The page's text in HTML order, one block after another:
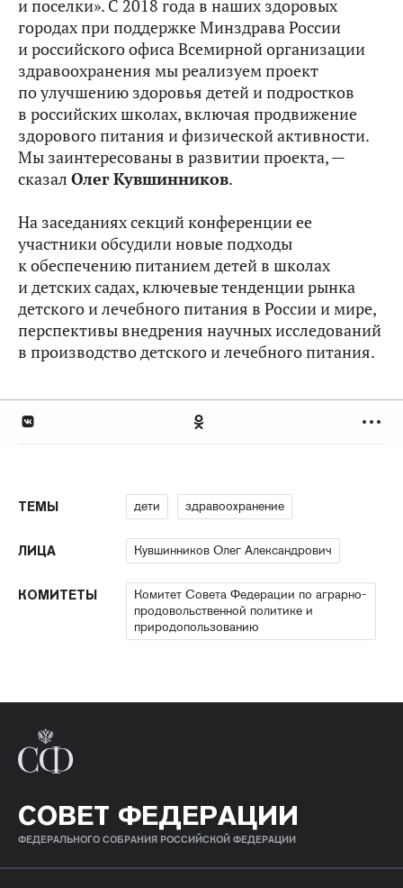
и поселки». С 2018 года в наших здоровых
городах при поддержке Минздрава России
и российского офиса Всемирной организации
здравоохранения мы реализуем проект
по улучшению здоровья детей и подростков
в российских школах, включая продвижение
здорового питания и физической активности.
Мы заинтересованы в развитии проекта, —
сказал Олег Кувшинников.
На заседаниях секций конференции ее
участники обсудили новые подходы
к обеспечению питанием детей в школах
и детских садах, ключевые тенденции рынка
детского и лечебного питания в России и мире,
перспективы внедрения научных исследований
в производство детского и лечебного питания.
ТЕМЫ дети здравоохранение
ЛИЦА Кувшинников Олег Александрович
КОМИТЕТЫ
Комитет Совета Федерации по аграрно-
продовольственной политике и
природопользованию
СОВЕТ ФЕДЕРАЦИИ
ФЕДЕРАЛЬНОГО СОБРАНИЯ РОССИЙСКОЙ ФЕДЕРАЦИИ